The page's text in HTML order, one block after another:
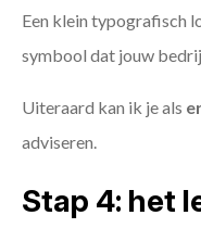
Een klein typografisch
symbool dat jouw
Uiteraard kan ik je als
adviseren.
Stap 4: het